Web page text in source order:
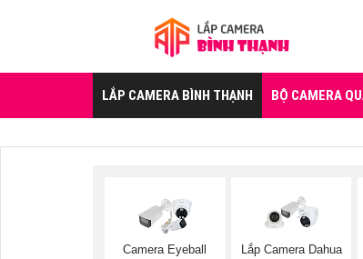
LẮP CAMERA BÌNH THẠNH BỘ CAMERA
Camera Eyeball
Lắp Camera Dahua